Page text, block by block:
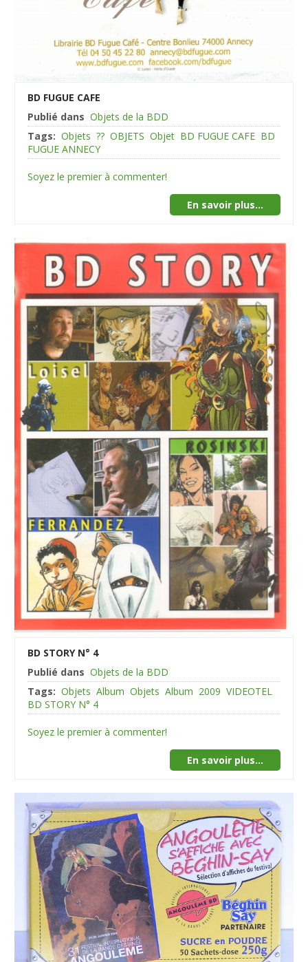
BD FUGUE CAFE
Publié dans Objets de la BDD
Tags: Objets ?? OBJETS Objet BD FUGUE CAFE BD
FUGUE ANNECY
Soyez le premier à commenter!
En savoir plus...
BD STORY N° 4
Publié dans Objets de la BDD
Tags: Objets Album Objets Album 2009 VIDEOTEL
BD STORY N° 4
Soyez le premier à commenter!
En savoir plus...